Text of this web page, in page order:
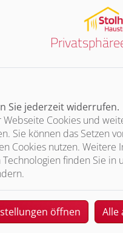
Zum
Persönlicher
Sie jederzeit widerrufen.
Cookies und
Sie können das Setzen
Cookies nutzen.
finden Sie
öffnen Alle